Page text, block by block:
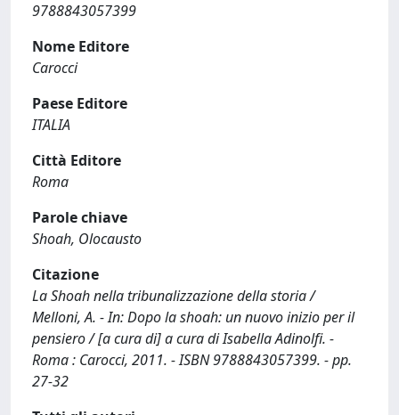
9788843057399
Nome Editore
Carocci
Paese Editore
ITALIA
Città Editore
Roma
Parole chiave
Shoah, Olocausto
Citazione
La Shoah nella tribunalizzazione della storia /
Melloni, A. - In: Dopo la shoah: un nuovo inizio per il
pensiero / [a cura di] a cura di Isabella Adinolfi. -
Roma : Carocci, 2011. - ISBN 9788843057399. - pp.
27-32